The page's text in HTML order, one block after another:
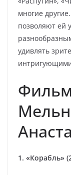
многие
позволяют ей
удивлять
1. «Корабль»